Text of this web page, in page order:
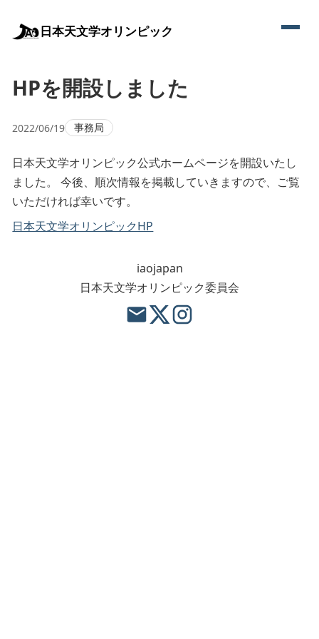
日本天文学オリンピック
HPを開設しました
2022/06/19 事務局
日本天文学オリンピック公式ホームページを開設いたし
ました。 今後、順次情報を掲載していきますので、ご覧
いただければ幸いです。
日本天文学オリンピックHP
iaojapan
日本天文学オリンピック委員会